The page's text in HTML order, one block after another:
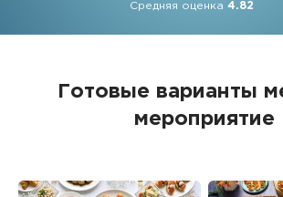
Средняя оценка4.82
Готовые варианты
мероприятие